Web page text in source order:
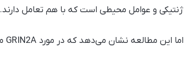
ژنتیکی و عوامل محیطی است که با هم تعامل دارند.
اما این مطالعه نشان می‌دهد که در مورد GRIN2A ممکن است یک ژنِ واحد به‌تنهایی عامل بیماری باشد.